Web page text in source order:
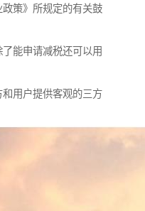
策》所规定的有关鼓
能申请减税还可以用
用户提供客观的三方